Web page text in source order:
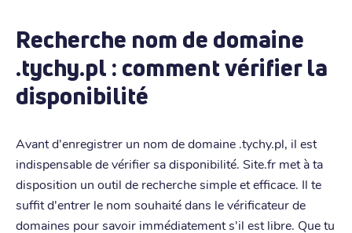
Recherche nom de domaine
.tychy.pl : comment vérifier la
disponibilité
Avant d'enregistrer un nom de domaine .tychy.pl, il est
indispensable de vérifier sa disponibilité. Site.fr met à ta
disposition un outil de recherche simple et efficace. Il te
suffit d'entrer le nom souhaité dans le vérificateur de
domaines pour savoir immédiatement s'il est libre. Que tu